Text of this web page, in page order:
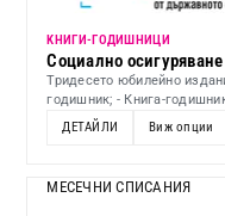
KНИГИ-ГОДИШНИЦИ
Социално
Тридесето юбилейно
годишник; - Книга-
ДЕТАЙЛИ
Виж опции
МЕСЕЧНИ СПИСАНИЯ